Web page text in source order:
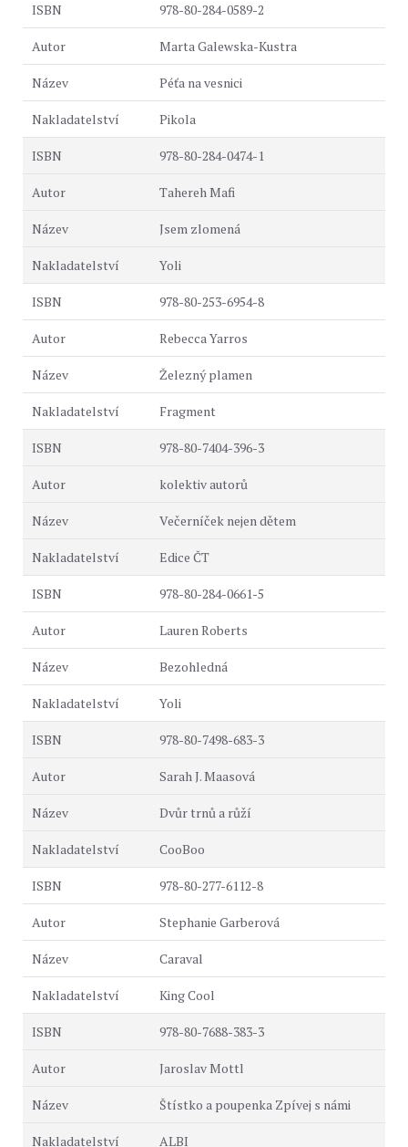
978-80-284-0589-2
Marta Galewska-Kustra
Péťa na vesnici
Pikola
978-80-284-0474-1
Tahereh Mafi
Jsem zlomená
Yoli
978-80-253-6954-8
Rebecca Yarros
Železný plamen
Fragment
978-80-7404-396-3
kolektiv autorů
Večerníček nejen dětem
Edice ČT
978-80-284-0661-5
Lauren Roberts
Bezohledná
Yoli
978-80-7498-683-3
Sarah J. Maasová
Dvůr trnů a růží
CooBoo
978-80-277-6112-8
Stephanie Garberová
Caraval
King Cool
978-80-7688-383-3
Jaroslav Mottl
Štístko a poupenka Zpívej s námi
ALBI